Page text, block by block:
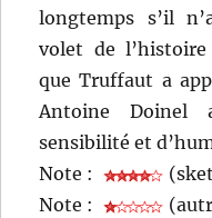
longtemps s’il
volet de l’histoire
que Truffaut a
Antoine Doinel
sensibilité et
Note :
Note :